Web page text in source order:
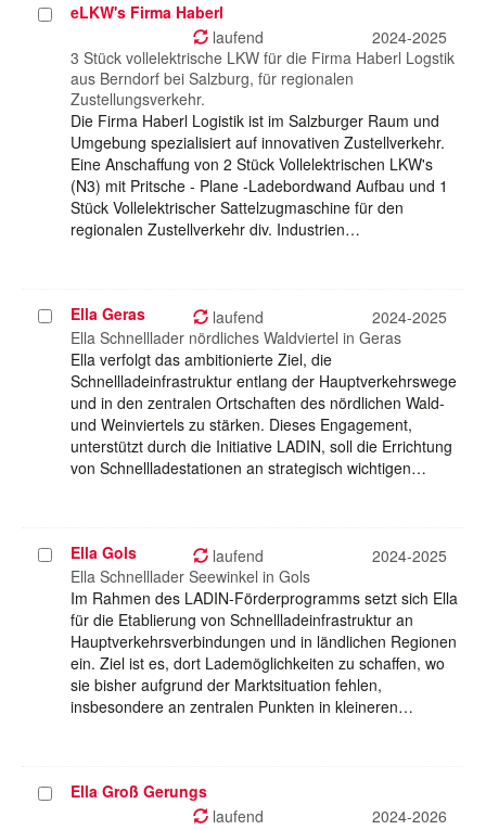
ProjekteLKW's Firma Haberl
laufend
2024-2025
3 Stück vollelektrische LKW für die Firma Haberl Logstik
aus Berndorf bei Salzburg, für regionalen
Zustellungsverkehr.
Die Firma Haberl Logistik ist im Salzburger Raum und
Umgebung spezialisiert auf innovativen Zustellverkehr.
Eine Anschaffung von 2 Stück Vollelektrischen LKW's
(N3) mit Pritsche - Plane -Ladebordwand Aufbau und 1
Stück Vollelektrischer Sattelzugmaschine für den
regionalen Zustellverkehr div. Industrien…
Projekt
auswählen
Ella Geras laufend
2024-2025
Ella Schnelllader nördliches Waldviertel in Geras
Ella verfolgt das ambitionierte Ziel, die
Schnellladeinfrastruktur entlang der Hauptverkehrswege
und in den zentralen Ortschaften des nördlichen Wald-
und Weinviertels zu stärken. Dieses Engagement,
unterstützt durch die Initiative LADIN, soll die Errichtung
von Schnellladestationen an strategisch wichtigen…
Projekt
auswählen
Ella Gols laufend
2024-2025
Ella Schnelllader Seewinkel in Gols
Im Rahmen des LADIN-Förderprogramms setzt sich Ella
für die Etablierung von Schnellladeinfrastruktur an
Hauptverkehrsverbindungen und in ländlichen Regionen
ein. Ziel ist es, dort Lademöglichkeiten zu schaffen, wo
sie bisher aufgrund der Marktsituation fehlen,
insbesondere an zentralen Punkten in kleineren…
ProjektElla Groß Gerungs
laufend
2024-2026